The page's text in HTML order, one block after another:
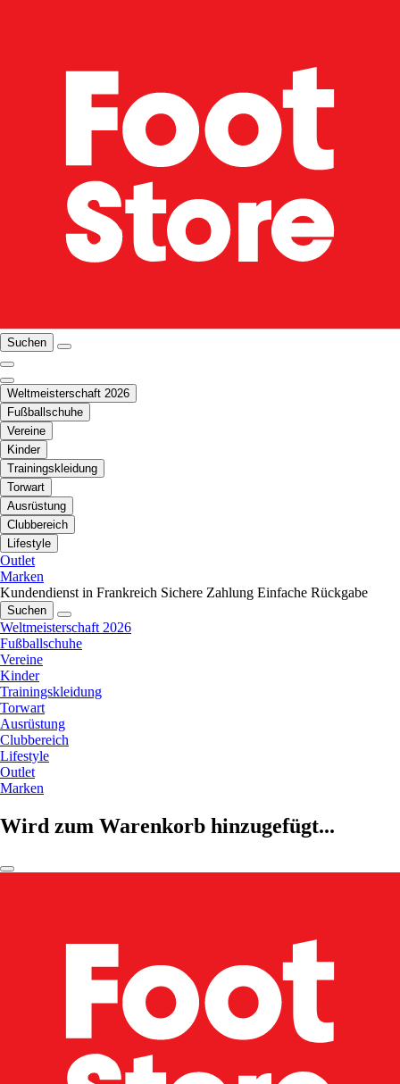
Suchen
Weltmeisterschaft 2026
Fußballschuhe
Vereine
Kinder
Trainingskleidung
Torwart
Ausrüstung
Clubbereich
Lifestyle
Outlet
Marken
Kundendienst in Frankreich Sichere Zahlung Einfache Rückgabe
Suchen
Weltmeisterschaft 2026
Fußballschuhe
Vereine
Kinder
Trainingskleidung
Torwart
Ausrüstung
Clubbereich
Lifestyle
Outlet
Marken
Wird zum Warenkorb hinzugefügt...